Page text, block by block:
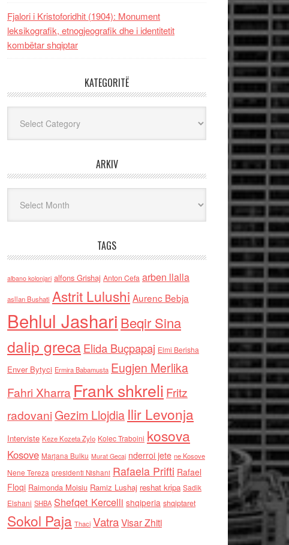
Fjalori i Kristoforidhit (1904): Monument
leksikografik, etnogjeografik dhe i identitetit
kombëtar shqiptar
KATEGORITË
ARKIV
TAGS
albano kolonjari alfons Grishaj Anton Cefa arben llalla
asllan Bushati Astrit Lulushi Aurenc Bebja
Behlul Jashari Beqir Sina
dalip grecaElida Buçpapaj Elmi Berisha
Enver Bytyci Ermira Babamusta Eugjen Merlika
Fahri Xharra Frank shkreli Fritz
radovaniGezim Llojdia Ilir Levonja
Interviste Keze Kozeta Zylo Kolec Traboini kosova
Kosove Marjana Bulku Murat Gecaj nderroi jete ne Kosove
Nene Tereza presidenti Nishani Rafaela Prifti Rafael
Floqi Raimonda Moisiu Ramiz Lushaj reshat kripa Sadik
Elshani SHBA Shefqet Kercelli shqiperia shqiptaret
Sokol Paja Thaci VatraVisar Zhiti